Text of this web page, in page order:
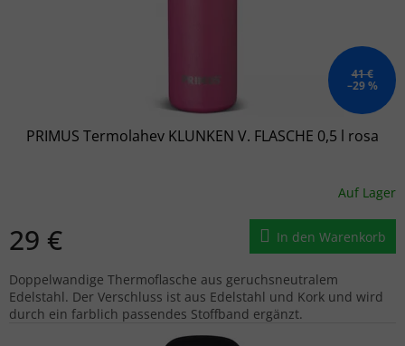
41 €
–29 %
PRIMUS Termolahev KLUNKEN V. FLASCHE 0,5 l rosa
Auf Lager
29 € In den Warenkorb
Doppelwandige Thermoflasche aus geruchsneutralem
Edelstahl. Der Verschluss ist aus Edelstahl und Kork und wird
durch ein farblich passendes Stoffband ergänzt.